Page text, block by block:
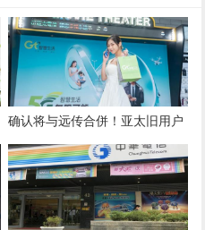
确认将与远传合併！亚太旧用户
将迎三变化